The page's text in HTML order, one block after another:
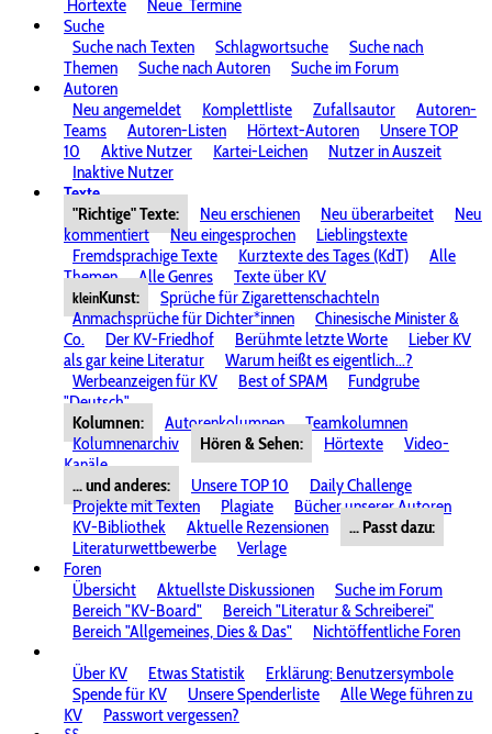
Hörtexte
Neue Termine
Suche
Suche nach Texten
Schlagwortsuche
Suche nach
Themen
Suche nach Autoren
Suche im Forum
Autoren
Neu angemeldet
Komplettliste Zufallsautor
Autoren-
Teams
Autoren-Listen Hörtext-Autoren
Unsere TOP
10
Aktive Nutzer Kartei-Leichen
Nutzer in Auszeit
Inaktive Nutzer
Texte
"Richtige" Texte:
Neu erschienen Neu überarbeitet
Neu
kommentiert
Neu eingesprochen
Lieblingstexte
Fremdsprachige Texte
Kurztexte des Tages (KdT)
Alle
Themen
Alle Genres Texte über KV
kleinKunst:
Sprüche für Zigarettenschachteln
Anmachsprüche für Dichter*innen
Chinesische Minister &
Co.
Der KV-Friedhof Berühmte letzte Worte
Lieber KV
als gar keine Literatur
Warum heißt es eigentlich...?
Werbeanzeigen für KV
Best of SPAM
Fundgrube
"Deutsch"
Kolumnen:
Autorenkolumnen
Teamkolumnen
Kolumnenarchiv
Hören & Sehen: Hörtexte
Video-
Kanäle
... und anderes:
Unsere TOP 10
Daily Challenge
Projekte mit Texten
Plagiate
Bücher unserer Autoren
KV-Bibliothek
Aktuelle Rezensionen
... Passt dazu:
Literaturwettbewerbe
Verlage
Foren
Übersicht
Aktuellste Diskussionen
Suche im Forum
Bereich "KV-Board"
Bereich "Literatur & Schreiberei"
Bereich "Allgemeines, Dies & Das"
Nichtöffentliche Foren
Über KV
Etwas Statistik
Erklärung: Benutzersymbole
Spende für KV
Unsere Spenderliste
Alle Wege führen zu
KV
Passwort vergessen?